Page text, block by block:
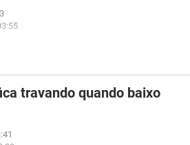
travando quando baixo